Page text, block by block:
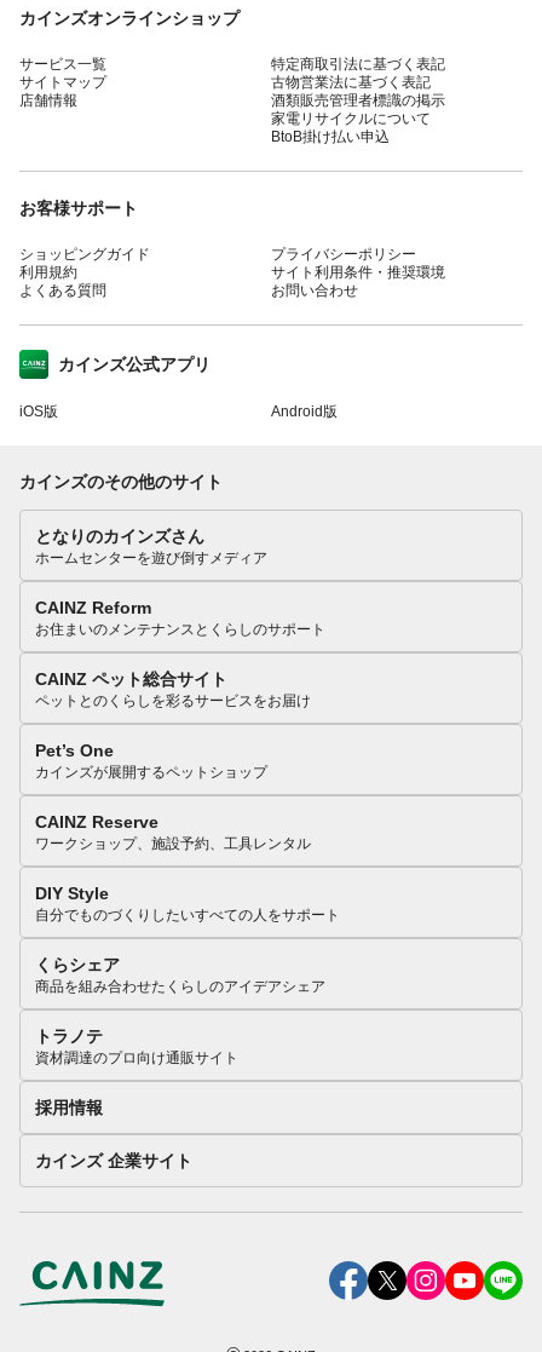
カインズオンラインショップ
サービス一覧
サイトマップ
店舗情報
特定商取引法に基づく表記
古物営業法に基づく表記
酒類販売管理者標識の掲示
家電リサイクルについて
BtoB掛け払い申込
お客様サポート
ショッピングガイド
利用規約
よくある質問
プライバシーポリシー
サイト利用条件・推奨環境
お問い合わせ
カインズ公式アプリ
iOS版 Android版
カインズのその他のサイト
となりのカインズさん
ホームセンターを遊び倒すメディア
CAINZ Reform
お住まいのメンテナンスとくらしのサポート
CAINZ ペット総合サイト
ペットとのくらしを彩るサービスをお届け
Pet’s One
カインズが展開するペットショップ
CAINZ Reserve
ワークショップ、施設予約、工具レンタル
DIY Style
自分でものづくりしたいすべての人をサポート
くらシェア
商品を組み合わせたくらしのアイデアシェア
トラノテ
資材調達のプロ向け通販サイト
採用情報
カインズ 企業サイト